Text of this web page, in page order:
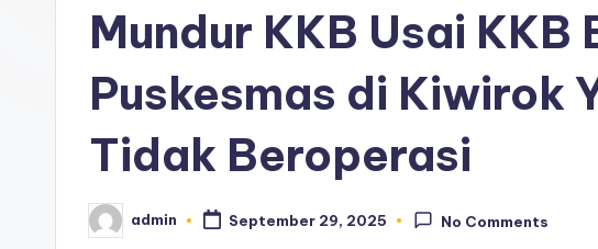
Mundur KKB Usai KKB
Puskesmas di Kiwirok
Tidak Beroperasi
Posted
by
admin September 29, 2025 No Comments